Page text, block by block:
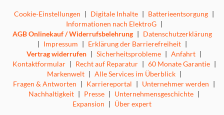
Cookie-Einstellungen | Digitale Inhalte | Batterieentsorgung |
Informationen nach ElektroG |
AGB Onlinekauf / Widerrufsbelehrung | Datenschutzerklärung
| Impressum | Erklärung der Barrierefreiheit |
Vertrag widerrufen | Sicherheitsprobleme | Anfahrt |
Kontaktformular | Recht auf Reparatur | 60 Monate Garantie |
Markenwelt | Alle Services im Überblick |
Fragen & Antworten | Karriereportal | Unternehmer werden |
Nachhaltigkeit | Presse | Unternehmensgeschichte |
Expansion | Über expert